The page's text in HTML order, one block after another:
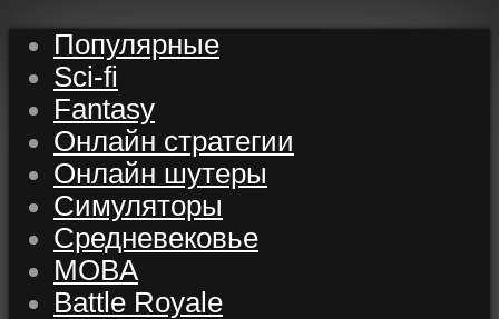
Популярные
Sci-fi
Fantasy
Онлайн стратегии
Онлайн шутеры
Симуляторы
Средневековье
MOBA
Battle Royale